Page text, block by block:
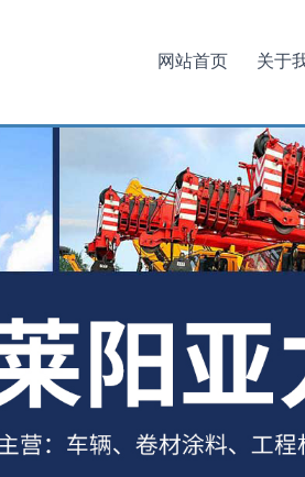
网站首页 关于